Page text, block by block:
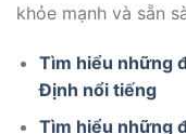
khỏe mạnh và sẵn
Tìm hiểu những
Định nổi tiếng
Tìm hiểu những